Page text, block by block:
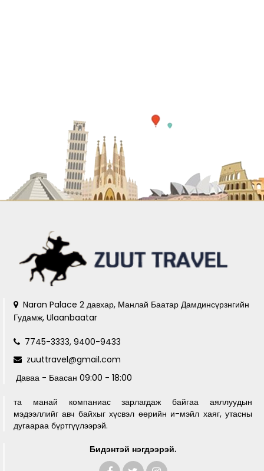
Naran Palace 2 давхар, Манлай Баатар Дамдинсүрзнгийн
Гудамж, Ulaanbaatar
7745-3333, 9400-9433
zuuttravel@gmail.com
Даваа - Баасан 09:00 - 18:00
та манай компаниас зарлагдаж байгаа аяллуудын
мэдээллийг авч байхыг хүсвэл өөрийн и-мэйл хаяг, утасны
дугаараа бүртгүүлээрэй.
Бидэнтэй нэгдээрэй.